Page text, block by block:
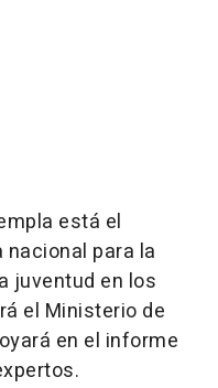
está el
para la
juventud en los
el Ministerio de
en el informe